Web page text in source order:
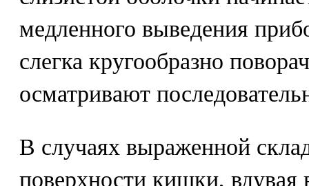
медленного выведения
слегка кругообразно
осматривают
В случаях выраженной
поверхности кишки, вдувая